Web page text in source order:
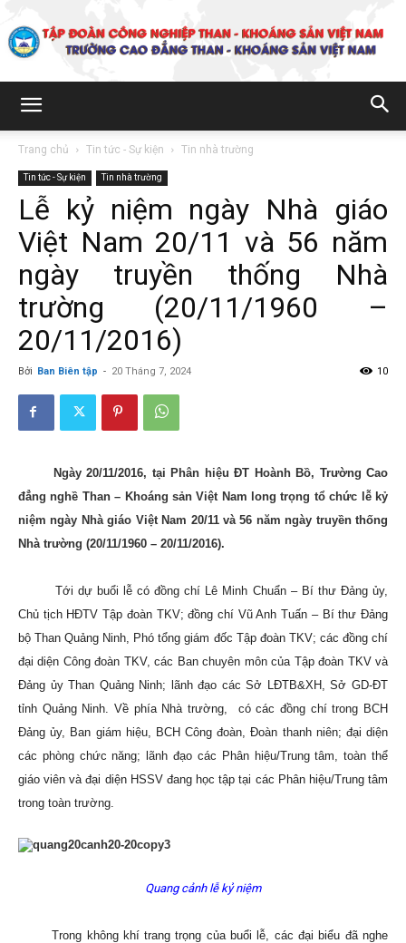
Trường
Than
Nam
Trang chủ Tin tức - Sự kiện Tin nhà trường
Tin tức - Sự kiện Tin nhà trường
Lễ kỷ niệm ngày Nhà giáo
Việt Nam 20/11 và 56 năm
ngày truyền thống Nhà
trường (20/11/1960 –
20/11/2016)
Bởi Ban Biên tập - 20 Tháng 7, 2024 10
Ngày 20/11/2016, tại Phân hiệu ĐT Hoành Bồ, Trường Cao
đẳng nghề Than – Khoáng sản Việt Nam long trọng tổ chức lễ kỷ
niệm ngày Nhà giáo Việt Nam 20/11 và 56 năm ngày truyền thống
Nhà trường (20/11/1960 – 20/11/2016).
Tới dự buổi lễ có đồng chí Lê Minh Chuẩn – Bí thư Đảng ủy,
Chủ tịch HĐTV Tập đoàn TKV; đồng chí Vũ Anh Tuấn – Bí thư Đảng
bộ Than Quảng Ninh, Phó tổng giám đốc Tập đoàn TKV; các đồng chí
đại diện Công đoàn TKV, các Ban chuyên môn của Tập đoàn TKV và
Đảng ủy Than Quảng Ninh; lãnh đạo các Sở LĐTB&XH, Sở GD-ĐT
tỉnh Quảng Ninh. Về phía Nhà trường, có các đồng chí trong BCH
Đảng ủy, Ban giám hiệu, BCH Công đoàn, Đoàn thanh niên; đại diện
các phòng chức năng; lãnh đạo các Phân hiệu/Trung tâm, toàn thể
giáo viên và đại diện HSSV đang học tập tại các Phân hiệu/Trung tâm
trong toàn trường.
Quang cảnh lễ kỷ niệm
Trong không khí trang trọng của buổi lễ, các đại biểu đã nghe